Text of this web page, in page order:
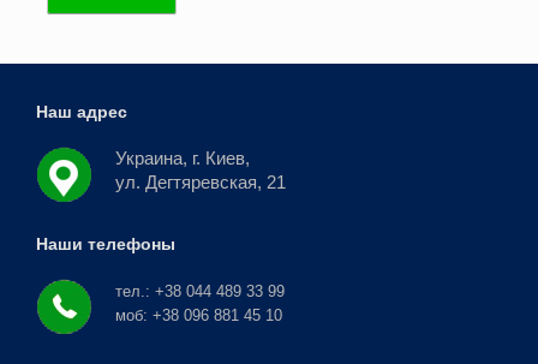
Наш адрес
Украина, г. Киев,
ул. Дегтяревская, 21
Наши телефоны
тел.: +38 044 489 33 99
моб: +38 096 881 45 10